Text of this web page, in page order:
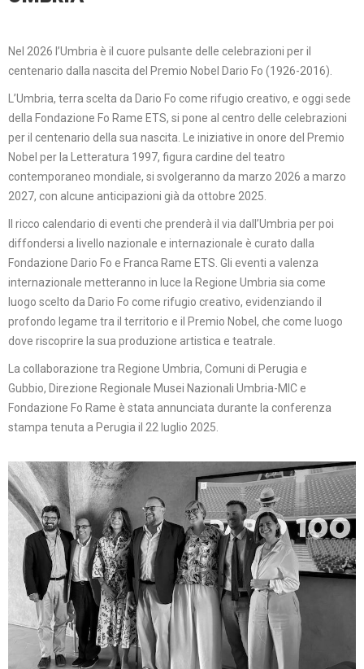
Nel 2026 l’Umbria è il cuore pulsante delle celebrazioni per il
centenario dalla nascita del Premio Nobel Dario Fo (1926-2016).
L’Umbria, terra scelta da Dario Fo come rifugio creativo, e oggi sede
della Fondazione Fo Rame ETS, si pone al centro delle celebrazioni
per il centenario della sua nascita. Le iniziative in onore del Premio
Nobel per la Letteratura 1997, figura cardine del teatro
contemporaneo mondiale, si svolgeranno da marzo 2026 a marzo
2027, con alcune anticipazioni già da ottobre 2025.
Il ricco calendario di eventi che prenderà il via dall’Umbria per poi
diffondersi a livello nazionale e internazionale è curato dalla
Fondazione Dario Fo e Franca Rame ETS. Gli eventi a valenza
internazionale metteranno in luce la Regione Umbria sia come
luogo scelto da Dario Fo come rifugio creativo, evidenziando il
profondo legame tra il territorio e il Premio Nobel, che come luogo
dove riscoprire la sua produzione artistica e teatrale.
La collaborazione tra Regione Umbria, Comuni di Perugia e
Gubbio, Direzione Regionale Musei Nazionali Umbria-MIC e
Fondazione Fo Rame è stata annunciata durante la conferenza
stampa tenuta a Perugia il 22 luglio 2025.